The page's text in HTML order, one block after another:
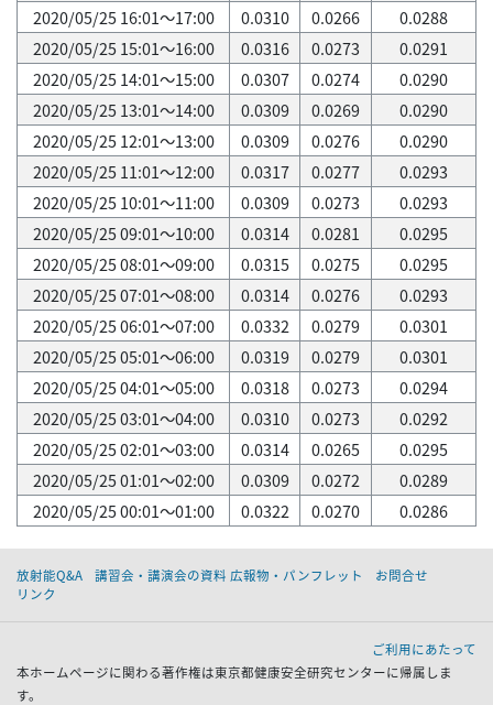
2020/05/25 16:01～17:00
0.0310 0.0266
0.0288
2020/05/25 15:01～16:00
0.0316 0.0273
0.0291
2020/05/25 14:01～15:00
0.0307 0.0274
0.0290
2020/05/25 13:01～14:00
0.0309 0.0269
0.0290
2020/05/25 12:01～13:00
0.0309 0.0276
0.0290
2020/05/25 11:01～12:00
0.0317 0.0277
0.0293
2020/05/25 10:01～11:00
0.0309 0.0273
0.0293
2020/05/25 09:01～10:00
0.0314 0.0281
0.0295
2020/05/25 08:01～09:00
0.0315 0.0275
0.0295
2020/05/25 07:01～08:00
0.0314 0.0276
0.0293
2020/05/25 06:01～07:00
0.0332 0.0279
0.0301
2020/05/25 05:01～06:00
0.0319 0.0279
0.0301
2020/05/25 04:01～05:00
0.0318 0.0273
0.0294
2020/05/25 03:01～04:00
0.0310 0.0273
0.0292
2020/05/25 02:01～03:00
0.0314 0.0265
0.0295
2020/05/25 01:01～02:00
0.0309 0.0272
0.0289
2020/05/25 00:01～01:00
0.0322 0.0270 0.0286
放射能Q&A 講習会・講演会の資料 広報物・パンフレット
お問合せ
リンク
ご利用にあたって
本ホームページに関わる著作権は東京都健康安全研究センターに帰属しま
す。